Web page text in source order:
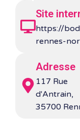
Site
https://
rennes-
Adresse
117 Rue
d'Antrain,
35700